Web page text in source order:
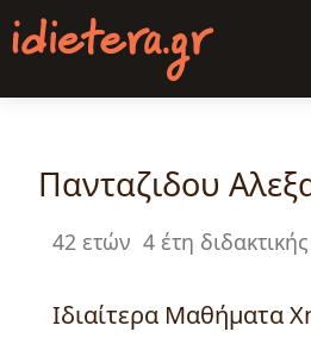
Παράκαμψη
προς
κυρίως
Πανταζιδου
42 ετών 4 έτη
Ιδιαίτερα Μαθήματα